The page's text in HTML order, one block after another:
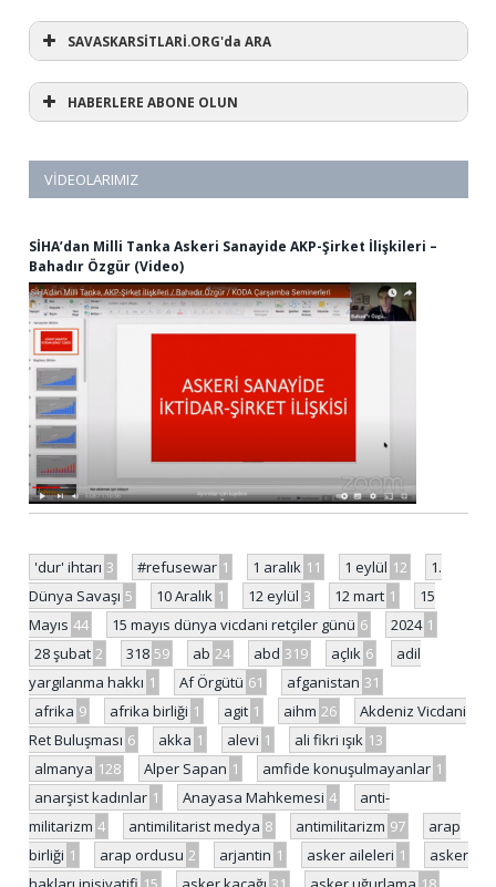
SAVASKARSİTLARİ.ORG'da ARA
HABERLERE ABONE OLUN
VIDEOLARIMIZ
SİHA’dan Milli Tanka Askeri Sanayide AKP-Şirket İlişkileri –
Bahadır Özgür (Video)
'dur' ihtarı 3 #refusewar 1 1 aralık 11 1 eylül 12
1.
Dünya Savaşı 5 10 Aralık 1 12 eylül 3 12 mart 1
15
Mayıs 44 15 mayıs dünya vicdani retçiler günü 6 2024 1
28 şubat 2 318 59 ab 24 abd 319 açlık 6
adil
yargılanma hakkı 1 Af Örgütü 61 afganistan 31
afrika 9 afrika birliği 1 agit 1 aihm 26
Akdeniz Vicdani
Ret Buluşması 6 akka 1 alevi 1 ali fikri ışık 13
almanya 128 Alper Sapan 1 amfide konuşulmayanlar 1
anarşist kadınlar 1 Anayasa Mahkemesi 4
anti-
militarizm 4 antimilitarist medya 8 antimilitarizm 97
arap
birliği 1 arap ordusu 2 arjantin 1 asker aileleri 1
asker